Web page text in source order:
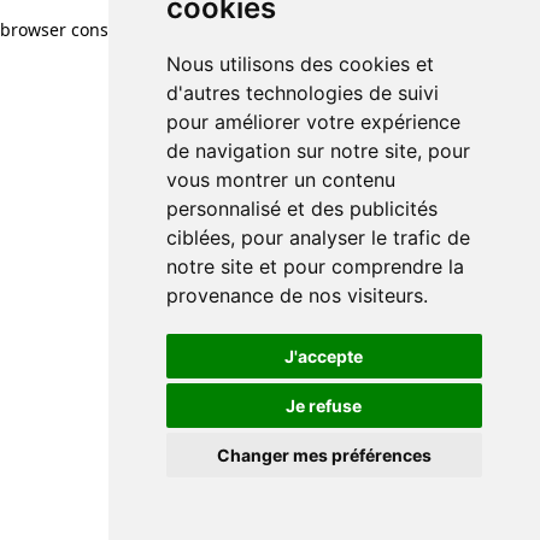
cookies
Nous utilisons des cookies et
d'autres technologies de suivi
pour améliorer votre expérience
de navigation sur notre site, pour
vous montrer un contenu
personnalisé et des publicités
ciblées, pour analyser le trafic de
notre site et pour comprendre la
provenance de nos visiteurs.
J'accepte
Je refuse
Changer mes préférences
browser console for more information)